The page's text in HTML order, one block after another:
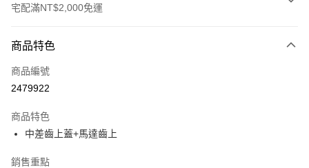
宅配滿NT$2,000免運
信用卡一次付款
LINE Pay
街口支付
悠遊付
商品特色
商品編號
2479922
商品特色
中差齒上蓋+馬達齒上
銷售重點